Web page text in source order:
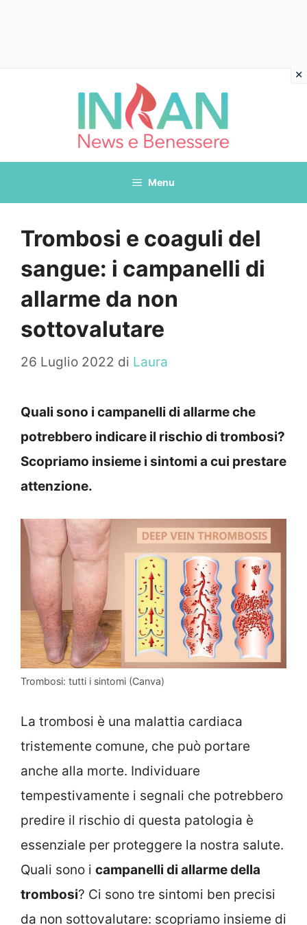
Menu
Trombosi e coaguli del
sangue: i campanelli di
allarme da non
sottovalutare
26 Luglio 2022 di Laura
Quali sono i campanelli di allarme che
potrebbero indicare il rischio di trombosi?
Scopriamo insieme i sintomi a cui prestare
attenzione.
Trombosi: tutti i sintomi (Canva)
La trombosi è una malattia cardiaca
tristemente comune, che può portare
anche alla morte. Individuare
tempestivamente i segnali che potrebbero
predire il rischio di questa patologia è
essenziale per proteggere la nostra salute.
Quali sono i campanelli di allarme della
trombosi? Ci sono tre sintomi ben precisi
da non sottovalutare: scopriamo insieme di